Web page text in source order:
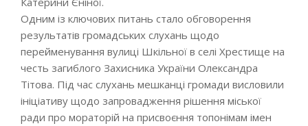
Одним із ключових питань стало обговорення
результатів громадських слухань щодо
перейменування вулиці Шкільної в селі Хрестище на
честь загиблого Захисника України Олександра
Тітова. Під час слухань мешканці громади висловили
ініціативу щодо запровадження рішення міської
ради про мораторій на присвоєння топонімам імен